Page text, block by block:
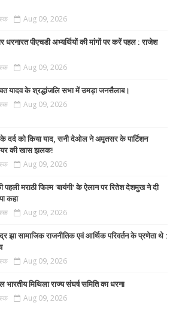
Aug 09, 2026
धरनारत पीएचडी अभ्यर्थियों की मांगों पर करें पहल : राजेश
Aug 09, 2026
यादव के श्रद्धांजलि सभा में उमड़ा जनसैलाब।
Aug 09, 2026
दर्द को किया याद, सनी देओल ने अमृतसर के पार्टिशन
की खास झलक!
Aug 09, 2026
पहली मराठी फिल्म 'बायंगी' के ऐलान पर रितेश देशमुख ने दी
कहा
Aug 09, 2026
झा सामाजिक राजनीतिक एवं आर्थिक परिवर्तन के प्रणेता थे :
Aug 09, 2026
भारतीय मिथिला राज्य संघर्ष समिति का धरना
Aug 09, 2026